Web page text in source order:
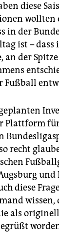
diese
wollten
in der
ist – dass
der
Fußball
Plattform
recht
diese
wissen,
als